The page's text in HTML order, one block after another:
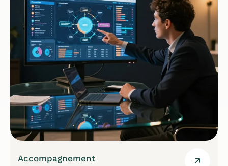
Accompagnement